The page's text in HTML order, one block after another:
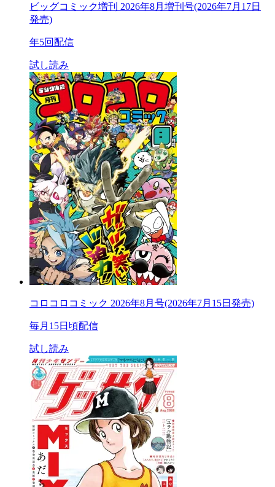
ビッグコミック増刊 2026年8月増刊号(2026年7月17日
発売)
年5回配信
試し読み
コロコロコミック 2026年8月号(2026年7月15日発売)
毎月15日頃配信
試し読み